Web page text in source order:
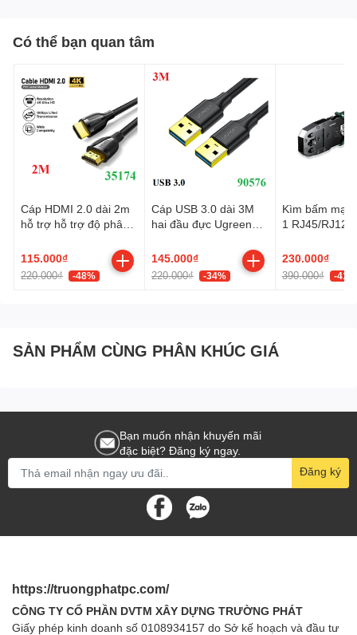
Có thể bạn quan tâm
Cáp HDMI 2.0 dài 2m
hỗ trợ hỗ trợ độ phân
35174 cao cấp
115.000₫
220.000₫ -48%
Cáp USB 3.0 dài 3M
hai đầu đực Ugreen
145.000₫
220.000₫ -34%
Kìm bấm
1 RJ45/RJ12/
Ugreen 35971
230.000₫
390.000₫ -41%
SẢN PHẨM CÙNG PHÂN KHÚC GIÁ
Bạn muốn nhận khuyến mãi
đặc biệt? Đăng ký ngay.
Đăng ký
https://truongphatpc.com/
CÔNG TY CỔ PHẦN DVTM XÂY DỰNG TRƯỜNG PHÁT
Giấy phép kinh doanh số 0108934157 do Sở kế hoạch và đầu tư